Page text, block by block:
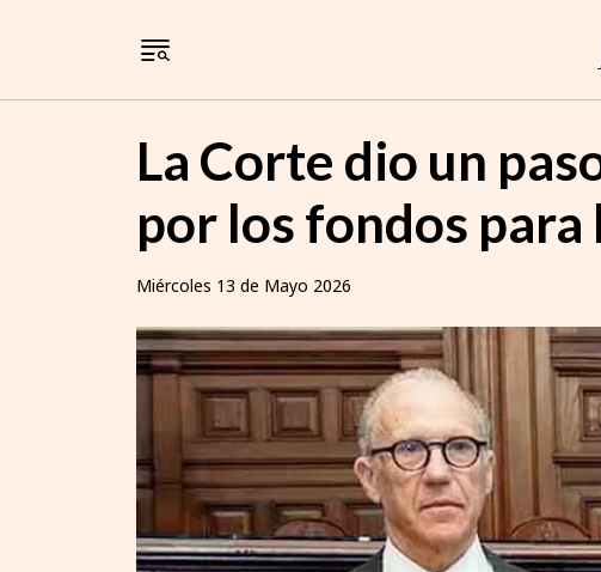
La Corte dio un
por los fondos
Miércoles 13 de Mayo 2026